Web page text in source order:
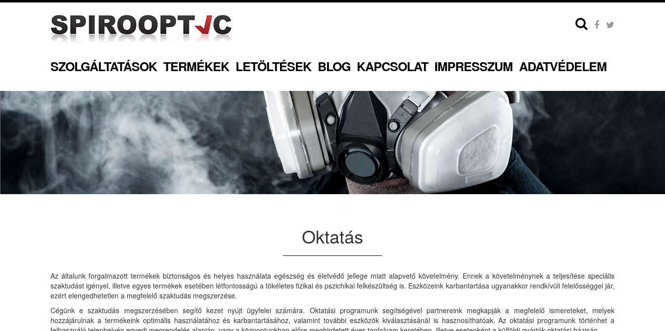
SZOLGÁLTATÁSOK TERMÉKEK LETÖLTÉSEK BLOG KAPCSOLAT IMPRESSZUM ADATVÉDELEM
Oktatás
Az általunk forgalmazott termékek biztonságos és helyes használata egészség és életvédő jellege miatt alapvető követelmény. Ennek a követelménynek a teljesítése speciális
szaktudást igényel, illetve egyes termékek esetében létfontosságú a tökéletes fizikai és pszichikai felkészültség is. Eszközeink karbantartása ugyanakkor rendkívüli felelősséggel jár,
ezért elengedhetetlen a megfelelő szaktudás megszerzése.
Cégünk e szaktudás megszerzésében segítő kezet nyújt ügyfelei számára. Oktatási programunk segítségével partnereink megkapják a megfelelő ismereteket, melyek
hozzájárulnak a termékeink optimális használatához és karbantartásához, valamint további eszközök kiválasztásánál is hasznosíthatóak. Az oktatási programunk történhet a